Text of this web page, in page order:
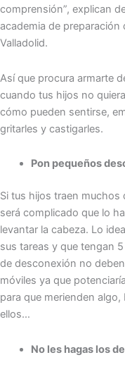
comprensión”, explican
academia de
Valladolid.
Así que procura armarte
cuando tus hijos no
cómo pueden sentirse,
gritarles y castigarles.
Pon pequeños
Si tus hijos traen muchos
será complicado que lo
levantar la cabeza. Lo
sus tareas y que tengan
de desconexión no
móviles ya que
para que merienden
ellos…
No les hagas los